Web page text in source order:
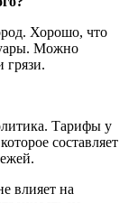
Хорошо, что
Можно
грязи.
Тарифы у
составляет
влияет на